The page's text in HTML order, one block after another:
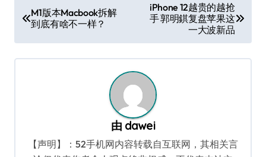
章
导
航
M1版本Macbook拆解
到底有啥不一样？
iPhone 12越贵的越抢
手 郭明錤复盘苹果这
一大波新品
由 dawei
【声明】：52手机网内容转载自互联网，其相关言